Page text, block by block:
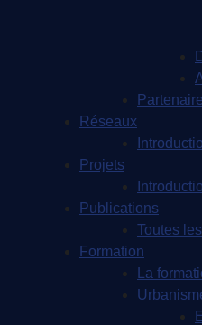
Réseaux
Projets
Publications
Toutes
Formation
La